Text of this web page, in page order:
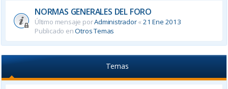
NORMAS GENERALES DEL FORO
Último mensaje porAdministrador«21 Ene 2013
Publicado enOtros Temas
Temas